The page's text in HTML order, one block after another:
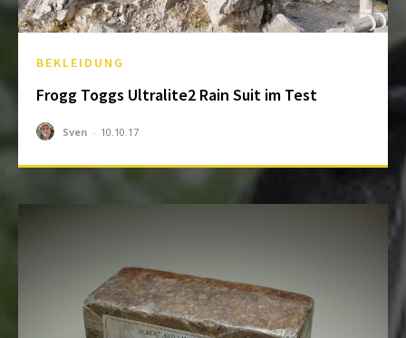
BEKLEIDUNG
Frogg Toggs Ultralite2 Rain Suit im Test
Sven - 10.10.17